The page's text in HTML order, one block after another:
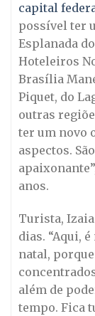
capital
possível ter
Esplanada
Hoteleiros
Brasília
Piquet, do
outras
ter um novo
aspectos.
anos.
Turista,
dias. “Aqui,
natal,
além de
tempo. Fica